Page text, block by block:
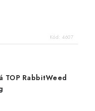
Kód: 4607
RabbitWeed